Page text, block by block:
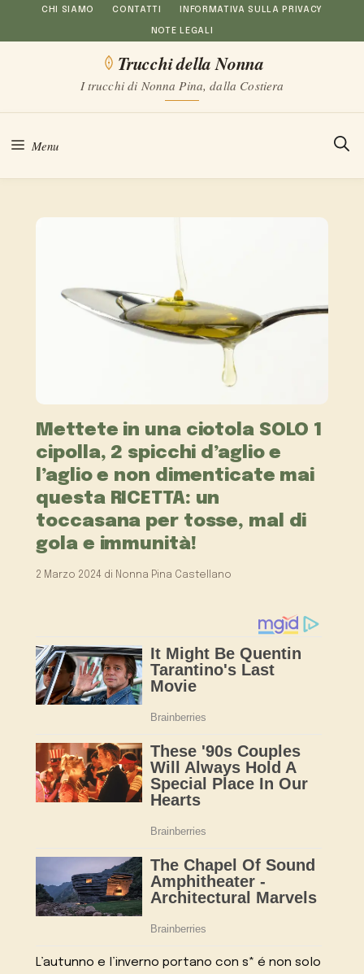
al
CHI SIAMO CONTATTI INFORMATIVA SULLA PRIVACY
NOTE LEGALI
Trucchi della Nonna
I trucchi di Nonna Pina, dalla Costiera
Menu
Mettete in una ciotola SOLO 1
cipolla, 2 spicchi d’aglio e
l’aglio e non dimenticate mai
questa RICETTA: un
toccasana per tosse, mal di
gola e immunità!
2 Marzo 2024 di Nonna Pina Castellano
L’autunno e l’inverno portano con s* é non solo